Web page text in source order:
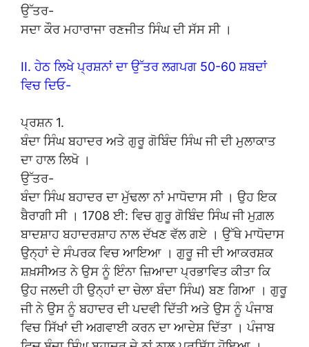
ਉੱਤਰ-
ਸਦਾ ਕੌਰ ਮਹਾਰਾਜਾ ਰਣਜੀਤ ਸਿੰਘ ਦੀ ਸੱਸ ਸੀ ।
II. ਹੇਠ ਲਿਖੇ ਪ੍ਰਸ਼ਨਾਂ ਦਾ ਉੱਤਰ ਲਗਪਗ 50-60 ਸ਼ਬਦਾਂ
ਵਿਚ ਦਿਓ-
ਪ੍ਰਸ਼ਨ 1.
ਬੰਦਾ ਸਿੰਘ ਬਹਾਦਰ ਅਤੇ ਗੁਰੂ ਗੋਬਿੰਦ ਸਿੰਘ ਜੀ ਦੀ ਮੁਲਾਕਾਤ
ਦਾ ਹਾਲ ਲਿਖੋ ।
ਉੱਤਰ-
ਬੰਦਾ ਸਿੰਘ ਬਹਾਦਰ ਦਾ ਮੁੱਢਲਾ ਨਾਂ ਮਾਧੋਦਾਸ ਸੀ । ਉਹ ਇਕ
ਬੈਰਾਗੀ ਸੀ । 1708 ਈ: ਵਿਚ ਗੁਰੂ ਗੋਬਿੰਦ ਸਿੰਘ ਜੀ ਮੁਗ਼ਲ
ਬਾਦਸ਼ਾਹ ਬਹਾਦਰਸ਼ਾਹ ਨਾਲ ਦੱਖਣ ਵੱਲ ਗਏ । ਉੱਥੇ ਮਾਧੋਦਾਸ
ਉਨ੍ਹਾਂ ਦੇ ਸੰਪਰਕ ਵਿਚ ਆਇਆ । ਗੁਰੂ ਜੀ ਦੀ ਆਕਰਸ਼ਕ
ਸ਼ਖ਼ਸੀਅਤ ਨੇ ਉਸ ਨੂੰ ਇੰਨਾ ਜ਼ਿਆਦਾ ਪ੍ਰਭਾਵਿਤ ਕੀਤਾ ਕਿ
ਉਹ ਜਲਦੀ ਹੀ ਉਨ੍ਹਾਂ ਦਾ ਚੇਲਾ ਬੰਦਾ ਸਿੰਘ) ਬਣ ਗਿਆ । ਗੁਰੂ
ਜੀ ਨੇ ਉਸ ਨੂੰ ਬਹਾਦਰ ਦੀ ਪਦਵੀ ਦਿੱਤੀ ਅਤੇ ਉਸ ਨੂੰ ਪੰਜਾਬ
ਵਿਚ ਸਿੱਖਾਂ ਦੀ ਅਗਵਾਈ ਕਰਨ ਦਾ ਆਦੇਸ਼ ਦਿੱਤਾ । ਪੰਜਾਬ